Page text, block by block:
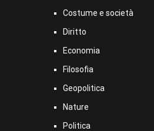
Costume e società
Diritto
Economia
Filosofia
Geopolitica
Nature
Politica